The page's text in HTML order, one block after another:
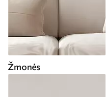
Žmonės